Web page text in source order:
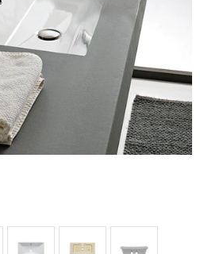
天然石・石材
新商品
住まいの
スタイリング
アイデア
オンライン相談